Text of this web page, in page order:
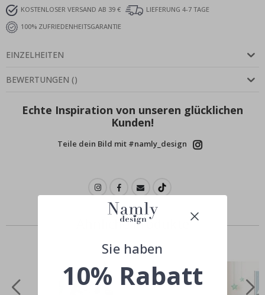
KOSTENLOSER VERSAND AB 39 €
LIEFERUNG 4-7 TAGE
100% ZUFRIEDENHEITSGARANTIE
EINZELHEITEN
BEWERTUNGEN ()
Echte Inspiration von unseren glücklichen
Kunden!
Teile dein Bild mit #namly_design
Ähnliche Produkte
Sie haben
10% Rabatt